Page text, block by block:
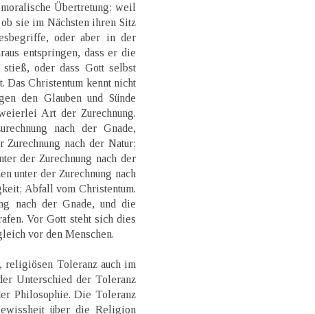
Übertretung; weil
sie im Nächsten ihren Sitz
oder aber in der
entspringen, dass er die
stieß, oder dass Gott selbst
Das Christentum kennt nicht
den Glauben und Sünde
Art der Zurechnung.
nach der Gnade,
Zurechnung nach der Natur;
der Zurechnung nach der
unter der Zurechnung nach
Abfall vom Christentum.
nach der Gnade, und die
Vor Gott steht sich dies
vor den Menschen.
religiösen Toleranz auch im
Unterschied der Toleranz
Philosophie. Die Toleranz
über die Religion